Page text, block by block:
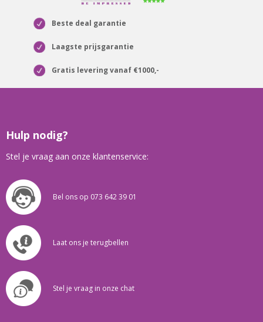
Beste deal garantie
Laagste prijsgarantie
Gratis levering vanaf €1000,-
Hulp nodig?
Stel je vraag aan onze klantenservice:
Bel ons op 073 642 39 01
Laat ons je terugbellen
Stel je vraag in onze chat